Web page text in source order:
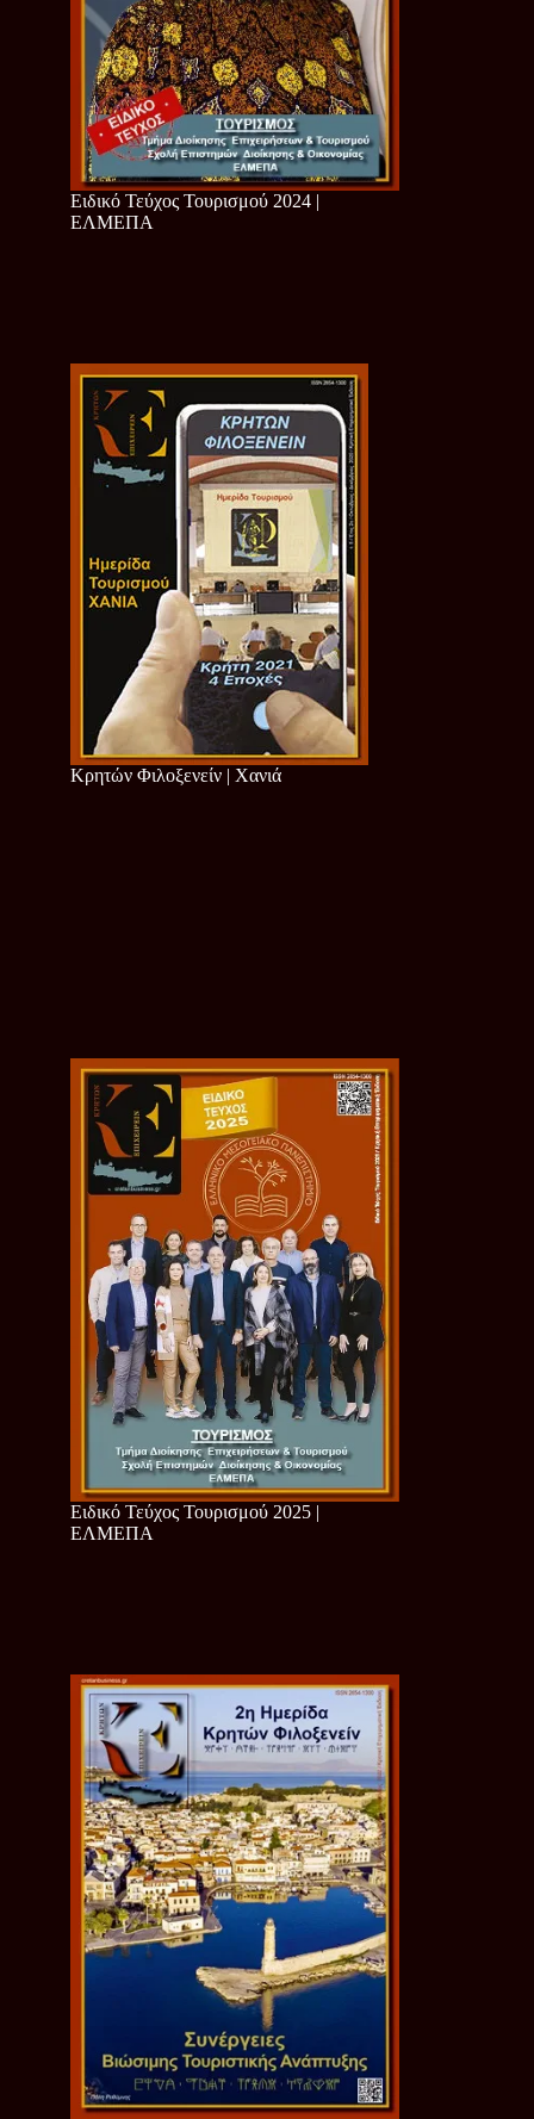
Ειδικό Τεύχος Τουρισμού 2024 |
ΕΛΜΕΠΑ
Κρητών Φιλοξενείν | Χανιά
Ειδικό Τεύχος Τουρισμού 2025 |
ΕΛΜΕΠΑ